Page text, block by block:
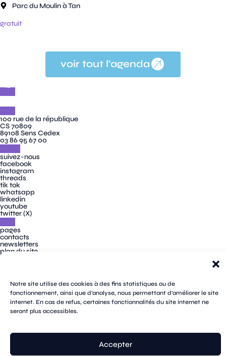
Notre site utilise des cookies à des fins statistiques ou de
fonctionnement, ainsi que d'analyse, nous permettant d'améliorer le site
internet. En cas de refus, certaines fonctionnalités du site internet ne
seront plus accessibles.
Accepter
Parc du Moulin à Tan
gratuit
voir tout l'agenda
100 rue de la république
CS 70809
89108 Sens Cedex
03 86 95 67 00
suivez-nous
facebook
instagram
threads
tik tok
whatsapp
linkedin
youtube
twitter (X)
pages
contacts
newsletters
plan du site
accessibilité
© Sens